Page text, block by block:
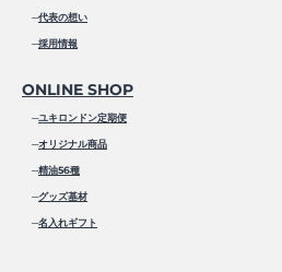
─代表の想い
─採用情報
ONLINE SHOP
─ユキロンドン定期便
─オリジナル商品
─精油56種
─グッズ基材
─名入れギフト